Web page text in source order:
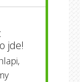
jde!